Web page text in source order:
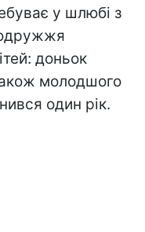
у шлюбі з
доньок
молодшого
один рік.